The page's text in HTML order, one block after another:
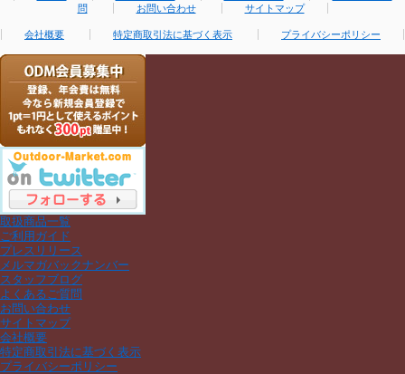
問
お問い合わせ サイトマップ
会社概要 特定商取引法に基づく表示 プライバシーポリシー
取扱商品一覧
ご利用ガイド
プレスリリース
メルマガバックナンバー
スタッフブログ
よくあるご質問
お問い合わせ
サイトマップ
会社概要
特定商取引法に基づく表示
プライバシーポリシー